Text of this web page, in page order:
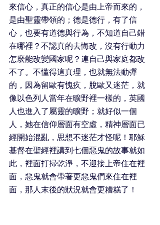
來信心，真正的信心是由上帝而來的，
是由聖靈帶領的；德是德行，有了信
心，也要有道德與行為，不知道自己錯
在哪裡？不認真的去悔改，沒有行動力
怎麼能改變國家呢？連自己與家庭都改
不了。不懂得這真理，也就無法動彈
的，因為留歐有愧疚，脫歐又迷茫，就
像以色列人當年在曠野裡一樣的，英國
人也進入了屬靈的曠野；就好似一個
人，她在信仰層面有空虛，精神層面已
經開始混亂，思想不迷茫才怪呢！耶穌
基督在聖經裡講到七個惡鬼的故事就如
此，裡面打掃乾淨，不迎接上帝住在裡
面，惡鬼就會帶著更惡鬼們來住在裡
面，那人末後的狀況就會更糟糕了！